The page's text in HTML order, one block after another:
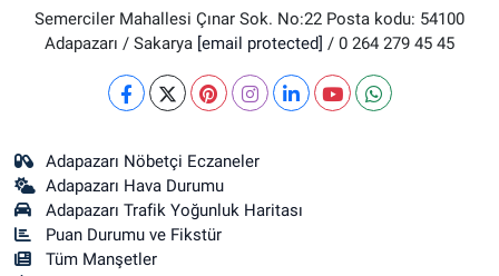
Semerciler Mahallesi Çınar Sok. No:22 Posta kodu: 54100
Adapazarı / Sakarya [email protected] / 0 264 279 45 45
Adapazarı Nöbetçi Eczaneler
Adapazarı Hava Durumu
Adapazarı Trafik Yoğunluk Haritası
Puan Durumu ve Fikstür
Tüm Manşetler